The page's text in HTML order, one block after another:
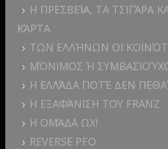
Η ΠΡΕΣΒΕΊΑ, ΤΑ ΤΣΙΓΆΡΑ
ΚΆΡΤΑ
ΤΩΝ ΕΛΛΉΝΩΝ ΟΙ
ΜΌΝΙΜΟΣ Ή
Η ΕΛΛΆΔΑ ΠΟΤΈ ΔΕΝ
Η ΕΞΑΦΆΝΙΣΗ ΤΟΥ FRANZ
Η ΟΜΆΔΑ ΩΧ!
REVERSE PFO